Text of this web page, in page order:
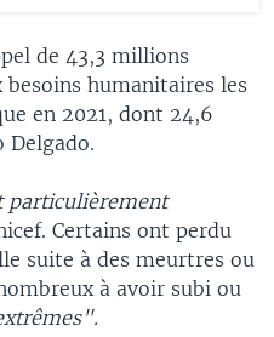
de 43,3 millions
humanitaires les
en 2021, dont 24,6
Delgado.
particulièrement
Certains ont perdu
suite à des meurtres ou
à avoir subi ou